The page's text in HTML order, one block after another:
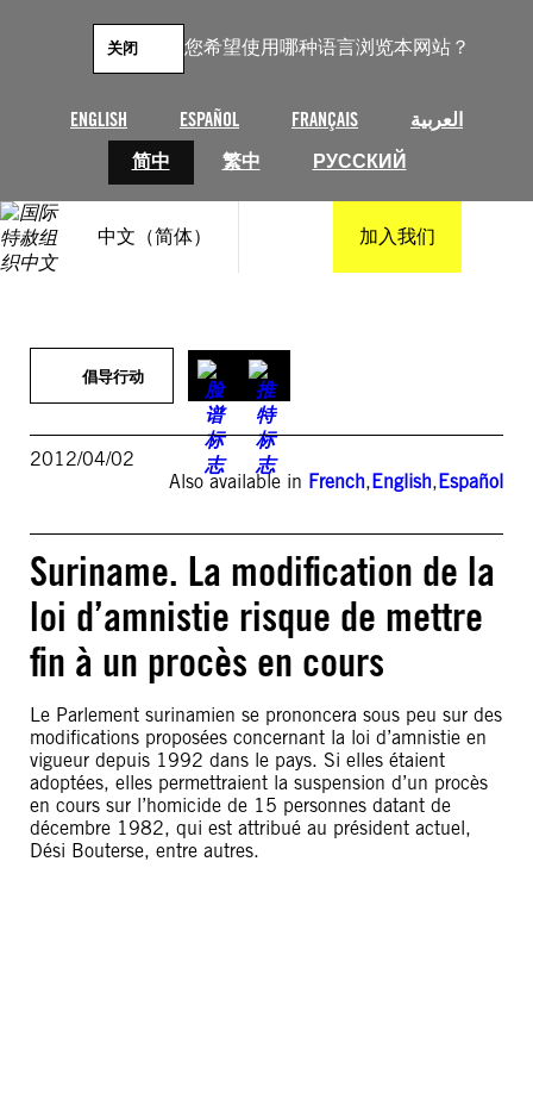
您希望使用哪种语言浏览本网站？
ENGLISH ESPAÑOL FRANÇAIS
العربية
简中
繁中 РУССКИЙ
关闭
中文（简体） 加入我们
倡导行动
2012/04/02
Also available in French,English,Español
Suriname. La modification de la
loi d’amnistie risque de mettre
fin à un procès en cours
Le Parlement surinamien se prononcera sous peu sur des
modifications proposées concernant la loi d’amnistie en
vigueur depuis 1992 dans le pays. Si elles étaient
adoptées, elles permettraient la suspension d’un procès
en cours sur l’homicide de 15 personnes datant de
décembre 1982, qui est attribué au président actuel,
Dési Bouterse, entre autres.